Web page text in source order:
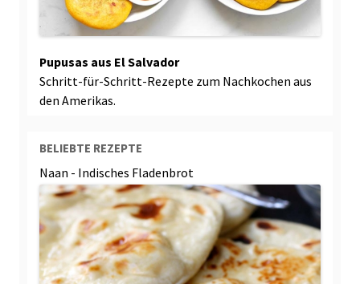
Pupusas aus El Salvador
Schritt-für-Schritt-Rezepte zum Nachkochen aus
den Amerikas.
BELIEBTE REZEPTE
Naan - Indisches Fladenbrot